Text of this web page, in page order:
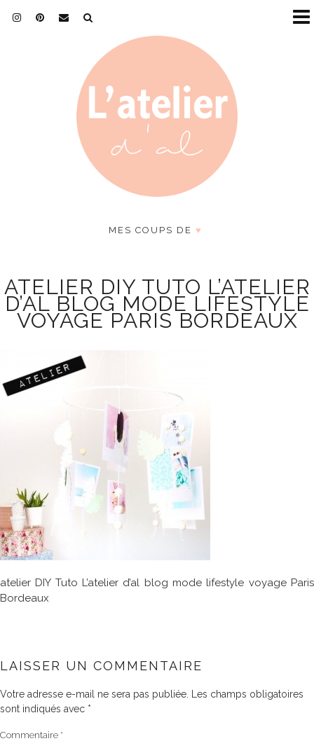
MES COUPS DE ♥
ATELIER DIY TUTO L’ATELIER
D’AL BLOG MODE LIFESTYLE
VOYAGE PARIS BORDEAUX
atelier DIY Tuto L’atelier d’al blog mode lifestyle voyage Paris
Bordeaux
LAISSER UN COMMENTAIRE
Votre adresse e-mail ne sera pas publiée.
Les champs obligatoires
sont indiqués avec *
Commentaire *